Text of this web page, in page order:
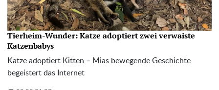
Tierheim-Wunder: Katze adoptiert zwei verwaiste
Katzenbabys
Katze adoptiert Kitten – Mias bewegende Geschichte
begeistert das Internet